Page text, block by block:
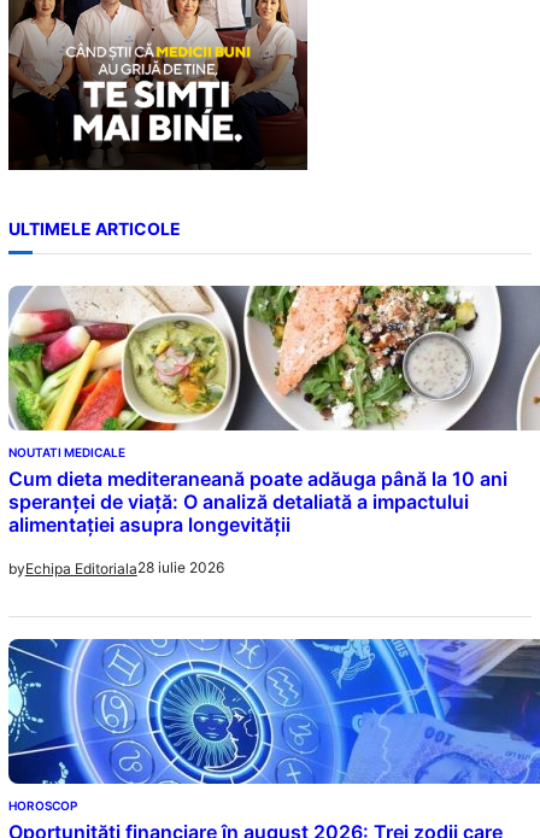
ULTIMELE ARTICOLE
NOUTATI MEDICALE
Cum dieta mediteraneană poate adăuga până la 10 ani
speranței de viață: O analiză detaliată a impactului
alimentației asupra longevității
byEchipa Editoriala28 iulie 2026
HOROSCOP
Oportunități financiare în august 2026: Trei zodii care